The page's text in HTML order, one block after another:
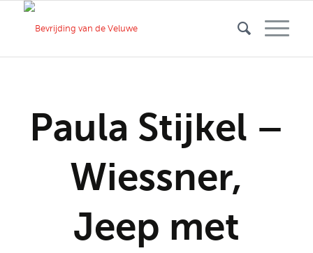
Paula Stijkel –
Wiessner,
Jeep met